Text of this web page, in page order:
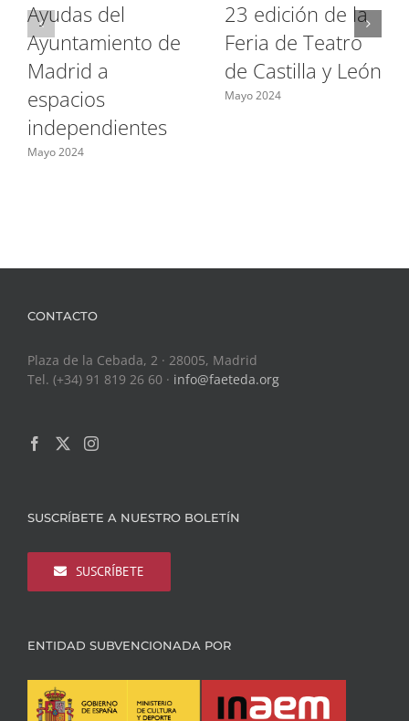
Ayudas del
Ayuntamiento de
Madrid a
espacios
independientes
Mayo 2024
23 edición de la
Feria de Teatro
de Castilla y León
Mayo 2024
CONTACTO
Plaza de la Cebada, 2 · 28005, Madrid
Tel. (+34) 91 819 26 60 · info@faeteda.org
SUSCRÍBETE A NUESTRO BOLETÍN
SUSCRÍBETE
ENTIDAD SUBVENCIONADA POR